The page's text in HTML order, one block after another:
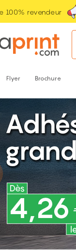
100% revendeur
Flyer Brochure